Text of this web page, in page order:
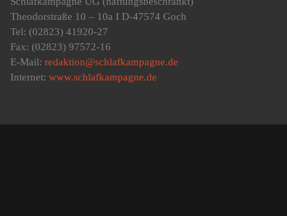
Theodorstraße 10 – 10a I D-47574 Goch
Tel: (02823) 41920-27
Fax: (02823) 97572-16
E-Mail: redaktion@schlafkampagne.de
Internet: www.schlafkampagne.de